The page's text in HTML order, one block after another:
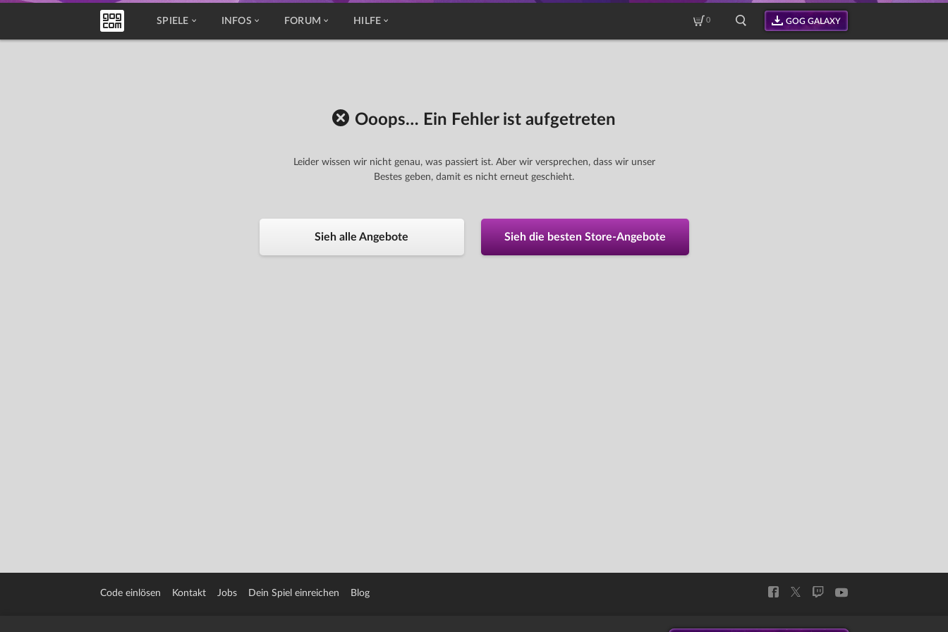
SPIELE INFOS FORUM HILFE 0 GOG GALAXY
Ooops… Ein Fehler ist aufgetreten
Leider wissen wir nicht genau, was passiert ist. Aber wir versprechen, dass wir unser
Bestes geben, damit es nicht erneut geschieht.
Sieh die besten Store-Angebote
Sieh alle Angebote
Code einlösen Kontakt Jobs Dein Spiel einreichen Blog